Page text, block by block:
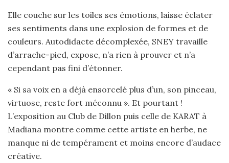
Elle couche sur les toiles ses émotions, laisse éclater
ses sentiments dans une explosion de formes et de
couleurs. Autodidacte décomplexée, SNEY travaille
d’arrache-pied, expose, n’a rien à prouver et n’a
cependant pas fini d’étonner.
« Si sa voix en a déjà ensorcelé plus d’un, son pinceau,
virtuose, reste fort méconnu ». Et pourtant !
L’exposition au Club de Dillon puis celle de KARAT à
Madiana montre comme cette artiste en herbe, ne
manque ni de tempérament et moins encore d’audace
créative.